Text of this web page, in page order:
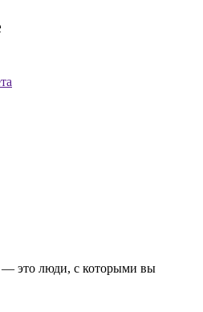
это люди, с которыми вы